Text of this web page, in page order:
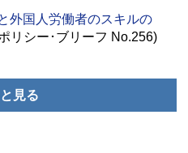
外国人労働者のスキルの
リシー･ブリーフ No.256)
見る